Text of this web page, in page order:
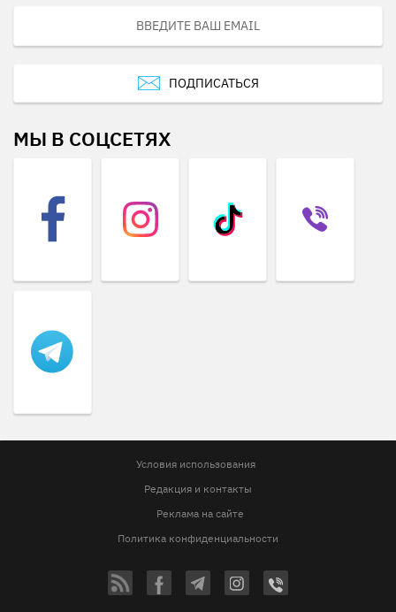
ПОДПИСАТЬСЯ
МЫ В СОЦСЕТЯХ
Условия использования
Редакция и контакты
Реклама на сайте
Политика конфиденциальности